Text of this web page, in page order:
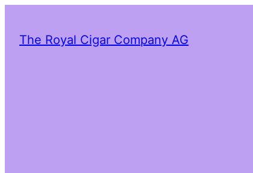
The Royal Cigar Company AG